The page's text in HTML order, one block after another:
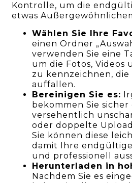
Kontrolle, um die
etwas
Wählen Sie Ihre
einen Ordner
verwenden Sie eine
um die Fotos, Videos
zu kennzeichnen,
auffallen.
Bereinigen Sie es:
bekommen Sie sicher
versehentlich
oder doppelte
Sie können diese
damit Ihre
und professionell
Herunterladen in
Nachdem Sie es